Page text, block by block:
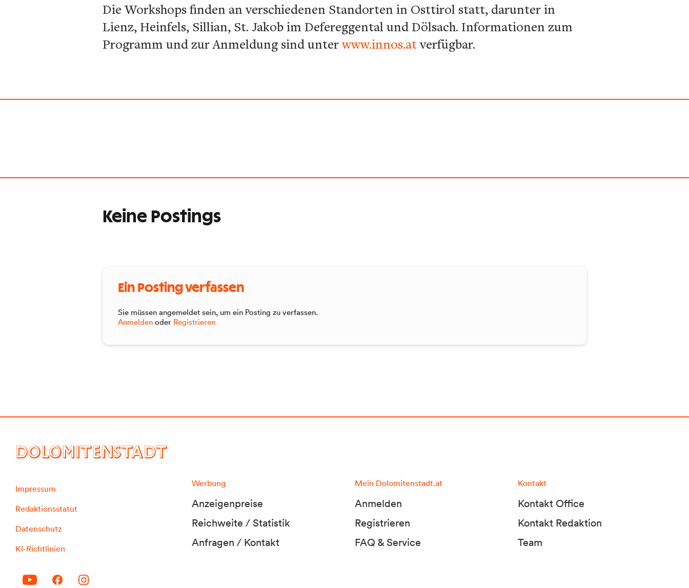
Die Workshops finden an verschiedenen Standorten in Osttirol statt, darunter in
Lienz, Heinfels, Sillian, St. Jakob im Defereggental und Dölsach. Informationen zum
Programm und zur Anmeldung sind unterwww.innos.atverfügbar.
Keine Postings
Ein Posting verfassen
Sie müssen angemeldet sein, um ein Posting zu verfassen.
Anmelden oder Registrieren
DOLOMITENSTADT
Impressum
Redaktionsstatut
Datenschutz
KI-Richtlinien
Werbung
Anzeigenpreise
Reichweite / Statistik
Anfragen / Kontakt
Mein Dolomitenstadt.at
Anmelden
Registrieren
FAQ & Service
Kontakt
Kontakt Office
Kontakt Redaktion
Team